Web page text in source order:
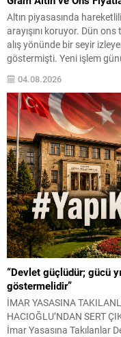
Altın piyasasında
arayışını koruyor. Dün
alış yönünde bir seyir
göstermişti. Yeni işlem
görmektedir. Bu seviye,
04.08.2026
“Devlet güçlüdür; gücü
göstermelidir”
İMAR YASASINA
HACIOĞLU’NDAN SERT
İmar Yasasına Takılanlar